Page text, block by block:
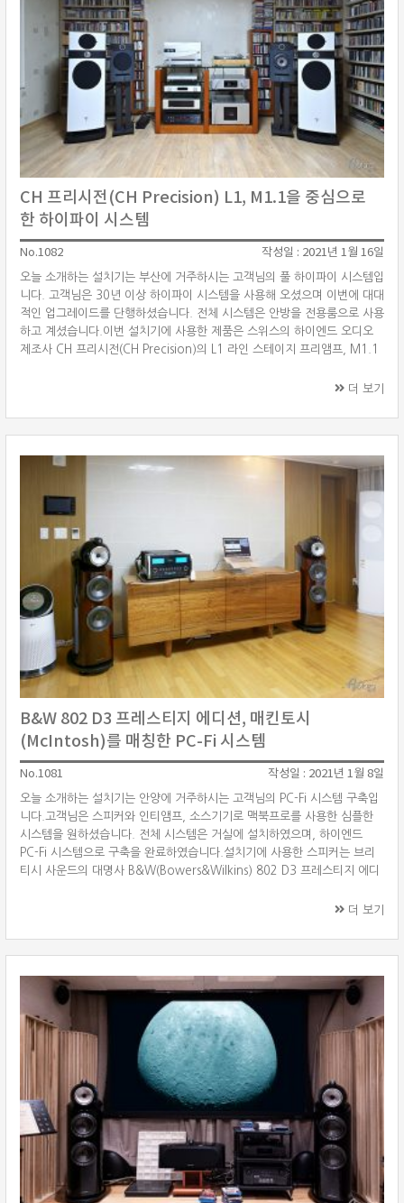
CH 프리시전(CH Precision) L1, M1.1을 중심으로
한 하이파이 시스템
No.1082 작성일 : 2021년 1월 16일
오늘 소개하는 설치기는 부산에 거주하시는 고객님의 풀 하이파이 시스템입
니다. 고객님은 30년 이상 하이파이 시스템을 사용해 오셨으며 이번에 대대
적인 업그레이드를 단행하셨습니다. 전체 시스템은 안방을 전용룸으로 사용
하고 계셨습니다.이번 설치기에 사용한 제품은 스위스의 하이엔드 오디오
제조사 CH 프리시전(CH Precision)의 L1 라인 스테이지 프리앰프, M1.1
(Focal)의 스칼라 유토피아 에보(Scala Utopia EVO), 디아블로 유토피아
영국의 하이파이 제조사 린(Linn)의 클라이막스 LP12(Klimax LP12)와 전
더 보기
B&W 802 D3 프레스티지 에디션, 매킨토시
(McIntosh)를 매칭한 PC-Fi 시스템
No.1081 작성일 : 2021년 1월 8일
오늘 소개하는 설치기는 안양에 거주하시는 고객님의 PC-Fi 시스템 구축입
니다.고객님은 스피커와 인티앰프, 소스기기로 맥북프로를 사용한 심플한
시스템을 원하셨습니다. 전체 시스템은 거실에 설치하였으며, 하이엔드
PC-Fi 시스템으로 구축을 완료하였습니다.설치기에 사용한 스피커는 브리
티시 사운드의 대명사 B&W(Bowers&Wilkins) 802 D3 프레스티지 에디
를 매칭하였습니다. 소스기기는 애플의 맥북프로를 MA9000에 있는 DA2
B&W 802 D3 프레스티지 에디션(Prestige Edition)은 인클로저에 산토
더 보기